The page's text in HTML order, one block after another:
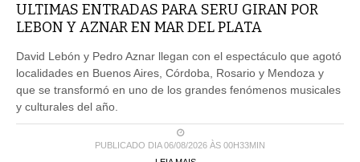
ULTIMAS ENTRADAS PARA SERU GIRAN POR
LEBON Y AZNAR EN MAR DEL PLATA
David Lebón y Pedro Aznar llegan con el espectáculo que agotó
localidades en Buenos Aires, Córdoba, Rosario y Mendoza y
que se transformó en uno de los grandes fenómenos musicales
y culturales del año.
PUBLICADO DIA 06/08/2026 ÀS 00H33MIN